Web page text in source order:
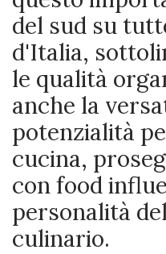
del sud su
d'Italia,
le qualità
anche la
potenzialità
cucina,
con food
personalità
culinario.